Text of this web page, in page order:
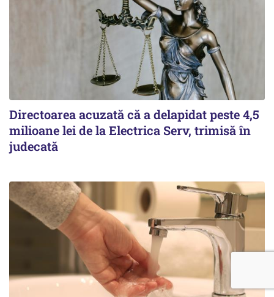
Directoarea acuzată că a delapidat peste 4,5
milioane lei de la Electrica Serv, trimisă în
judecată